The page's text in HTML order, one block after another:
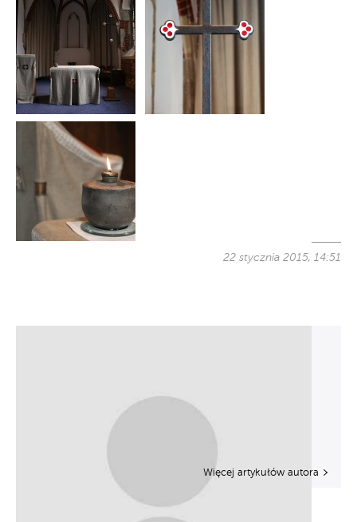
22 stycznia 2015, 14:51
Więcej artykułów autora